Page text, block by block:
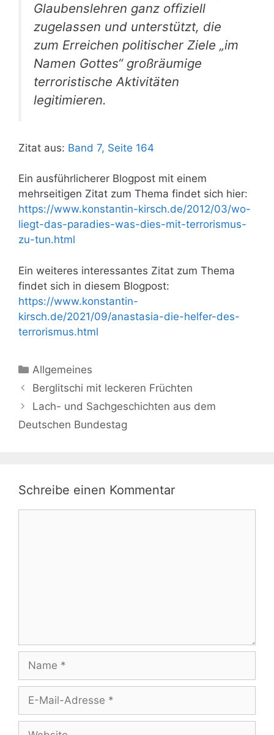
Glaubenslehren ganz offiziell
zugelassen und unterstützt, die
zum Erreichen politischer Ziele „im
Namen Gottes“ großräumige
terroristische Aktivitäten
legitimieren.
Zitat aus: Band 7, Seite 164
Ein ausführlicherer Blogpost mit einem
mehrseitigen Zitat zum Thema findet sich hier:
https://www.konstantin-kirsch.de/2012/03/wo-
liegt-das-paradies-was-dies-mit-terrorismus-
zu-tun.html
Ein weiteres interessantes Zitat zum Thema
findet sich in diesem Blogpost:
https://www.konstantin-
kirsch.de/2021/09/anastasia-die-helfer-des-
terrorismus.html
Kategorien
Allgemeines
Berglitschi mit leckeren Früchten
Lach- und Sachgeschichten aus dem
Deutschen Bundestag
Schreibe einen Kommentar
Mail-
Adresse